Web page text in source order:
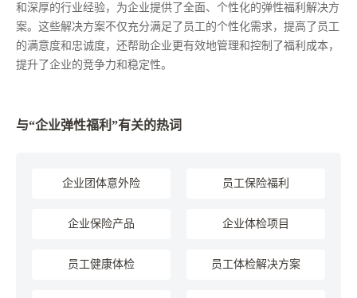
和深厚的行业经验，为企业提供了全面、个性化的弹性福利解决方
案。这些解决方案不仅充分满足了员工的个性化需求，提高了员工
的满意度和忠诚度，还帮助企业更有效地管理和控制了福利成本，
提升了企业的竞争力和稳定性。
与“企业弹性福利”有关的热词
企业团体意外险 员工保险福利
企业保险产品 企业体检项目
员工健康体检 员工体检解决方案